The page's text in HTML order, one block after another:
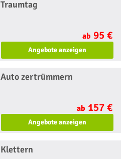
Traumtag
ab 95 €
Angebote anzeigen
Auto zertrümmern
ab 157 €
Angebote anzeigen
Klettern